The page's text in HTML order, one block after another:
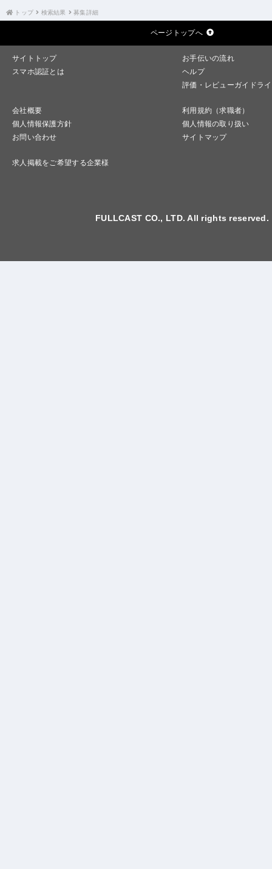
トップ 検索結果 募集詳細
ページトップへ
サイトトップ
お手伝いの流れ
スマホ認証とは
ヘルプ
評価・レビューガイドラ
会社概要
利用規約（求職者）
個人情報保護方針
個人情報の取り扱い
お問い合わせ
サイトマップ
求人掲載をご希望する企業様
FULLCAST CO., LTD. All rights reserved.